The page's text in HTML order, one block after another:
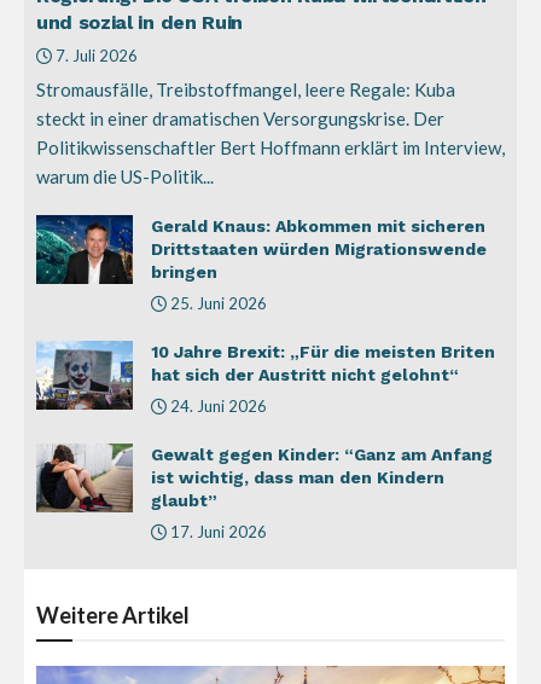
und sozial in den Ruin
7. Juli 2026
Stromausfälle, Treibstoffmangel, leere Regale: Kuba
steckt in einer dramatischen Versorgungskrise. Der
Politikwissenschaftler Bert Hoffmann erklärt im Interview,
warum die US-Politik...
Gerald Knaus: Abkommen mit sicheren
Drittstaaten würden Migrationswende
bringen
25. Juni 2026
10 Jahre Brexit: „Für die meisten Briten
hat sich der Austritt nicht gelohnt“
24. Juni 2026
Gewalt gegen Kinder: “Ganz am Anfang
ist wichtig, dass man den Kindern
glaubt”
17. Juni 2026
WeitereArtikel